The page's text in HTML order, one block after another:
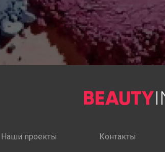
Наши проекты Контакты